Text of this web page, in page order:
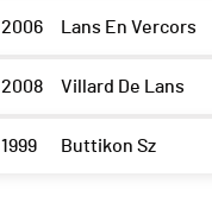
2006 Lans En Vercors
2008 Villard De Lans
1999 Buttikon Sz